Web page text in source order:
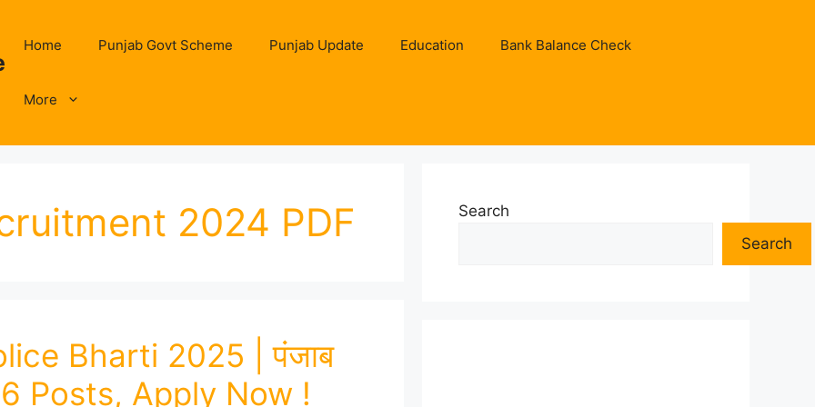
Home Punjab Govt Scheme Punjab Update Education Bank Balance Check
More
2024 PDF
Bharti 2025 | पंजाब
Posts, Apply Now !
Search
Search